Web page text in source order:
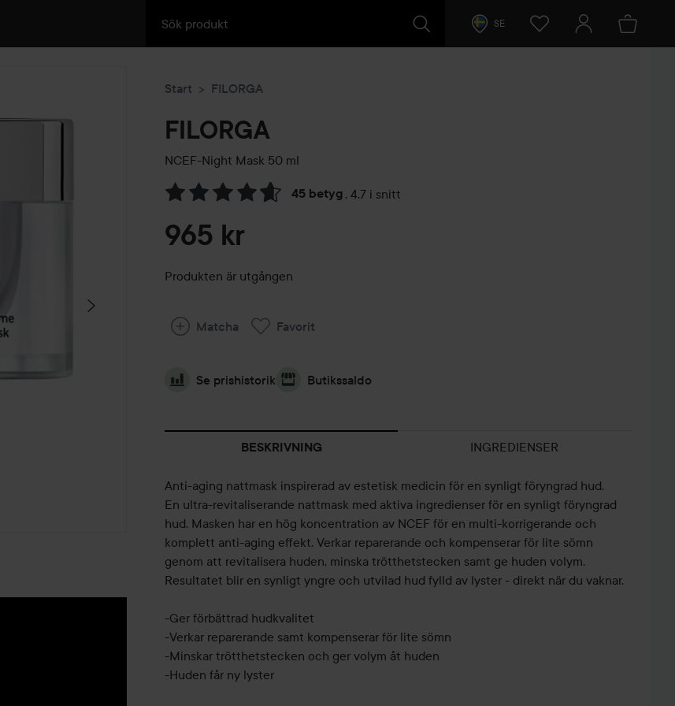
SE
Start FILORGA
FILORGA
NCEF-Night Mask 50 ml
45 betyg , 4.7 i snitt
Hoppa till Betyg & kommentarer
965 kr
Produkten är utgången
Matcha Favorit
Se prishistorik Butikssaldo
BESKRIVNING INGREDIENSER
Anti-aging nattmask inspirerad av estetisk medicin för en synligt föryngrad hud.
En ultra-revitaliserande nattmask med aktiva ingredienser för en synligt föryngrad
hud. Masken har en hög koncentration av NCEF för en multi-korrigerande och
komplett anti-aging effekt. Verkar reparerande och kompenserar för lite sömn
genom att revitalisera huden, minska trötthetstecken samt ge huden volym.
Resultatet blir en synligt yngre och utvilad hud fylld av lyster - direkt när du vaknar.
-Ger förbättrad hudkvalitet
-Verkar reparerande samt kompenserar för lite sömn
-Minskar trötthetstecken och ger volym åt huden
-Huden får ny lyster